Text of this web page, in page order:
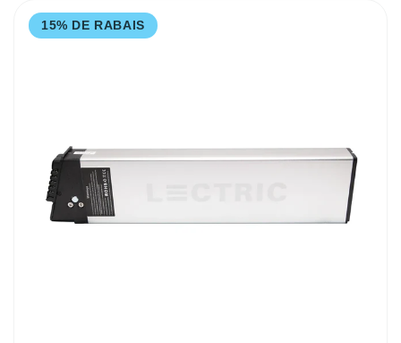
15% DE RABAIS